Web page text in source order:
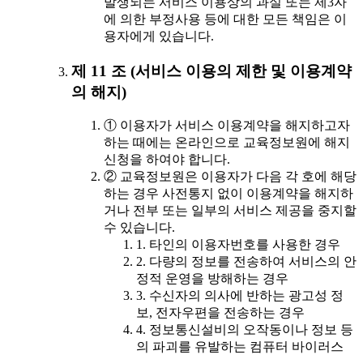
에 의한 부정사용 등에 대한 모든 책임은 이
용자에게 있습니다.
제 11 조 (서비스 이용의 제한 및 이용계약
의 해지)
① 이용자가 서비스 이용계약을 해지하고자
하는 때에는 온라인으로 교육정보원에 해지
신청을 하여야 합니다.
② 교육정보원은 이용자가 다음 각 호에 해당
하는 경우 사전통지 없이 이용계약을 해지하
거나 전부 또는 일부의 서비스 제공을 중지할
수 있습니다.
1. 타인의 이용자번호를 사용한 경우
2. 다량의 정보를 전송하여 서비스의 안
정적 운영을 방해하는 경우
3. 수신자의 의사에 반하는 광고성 정
보, 전자우편을 전송하는 경우
4. 정보통신설비의 오작동이나 정보 등
의 파괴를 유발하는 컴퓨터 바이러스